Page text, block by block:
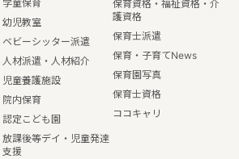
学童保育
幼児教室
ベビーシッター派遣
人材派遣・人材紹介
児童養護施設
院内保育
認定こども園
放課後等デイ・児童発達
支援
保育資格・福祉資格・介
護資格
保育士派遣
保育・子育てNews
保育園写真
保育士資格
ココキャリ